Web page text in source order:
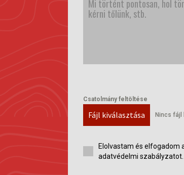
Csatolmány feltöltése
Fájl kiválasztása Nincs fájl
Elolvastam és elfogadom
adatvédelmi szabályzatot.